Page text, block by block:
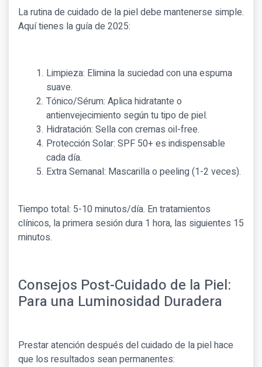
La rutina de cuidado de la piel debe mantenerse simple.
Aquí tienes la guía de 2025:
Limpieza: Elimina la suciedad con una espuma
suave.
Tónico/Sérum: Aplica hidratante o
antienvejecimiento según tu tipo de piel.
Hidratación: Sella con cremas oil-free.
Protección Solar: SPF 50+ es indispensable
cada día.
Extra Semanal: Mascarilla o peeling (1-2 veces).
Tiempo total: 5-10 minutos/día. En tratamientos
clínicos, la primera sesión dura 1 hora, las siguientes 15
minutos.
Consejos Post-Cuidado de la Piel:
Para una Luminosidad Duradera
Prestar atención después del cuidado de la piel hace
que los resultados sean permanentes: